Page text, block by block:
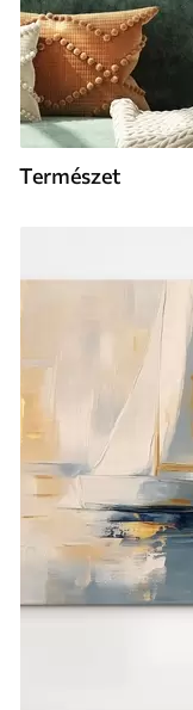
Természet